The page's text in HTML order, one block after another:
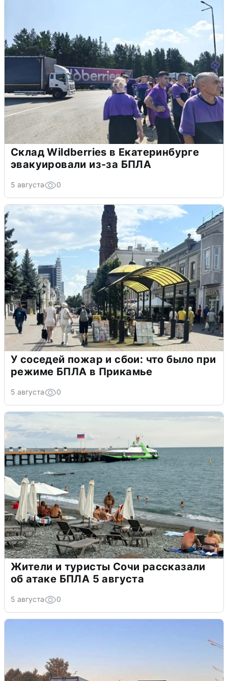
Склад Wildberries в Екатеринбурге
эвакуировали из-за БПЛА
5 августа 0
У соседей пожар и сбои: что было при
режиме БПЛА в Прикамье
5 августа 0
Жители и туристы Сочи рассказали
об атаке БПЛА 5 августа
5 августа 0